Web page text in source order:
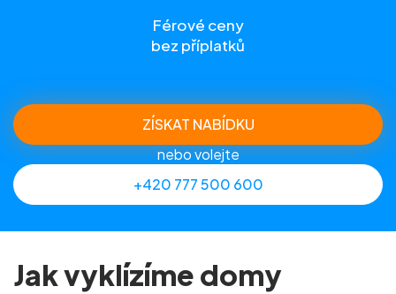
Férové ceny
bez příplatků
ZÍSKAT NABÍDKU
nebo volejte
+420 777 500 600
Jak vyklízíme domy